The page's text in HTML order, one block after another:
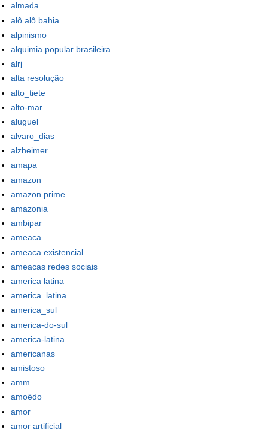
almada
alô alô bahia
alpinismo
alquimia popular brasileira
alrj
alta resolução
alto_tiete
alto-mar
aluguel
alvaro_dias
alzheimer
amapa
amazon
amazon prime
amazonia
ambipar
ameaca
ameaca existencial
ameacas redes sociais
america latina
america_latina
america_sul
america-do-sul
america-latina
americanas
amistoso
amm
amoêdo
amor
amor artificial